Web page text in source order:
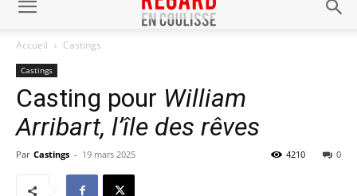
Accueil Castings
Castings
Casting pour William
Arribart, l’île des rêves
Par Castings - 19 mars 2025 0
4210